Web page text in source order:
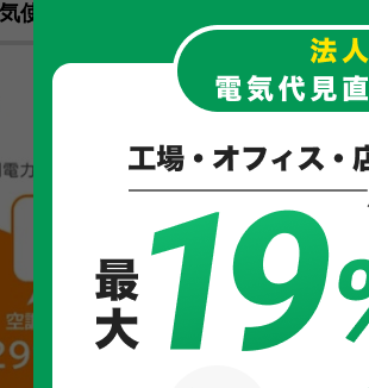
使用量の平均的な内訳